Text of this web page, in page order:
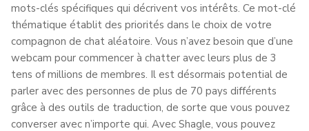
mots-clés spécifiques qui décrivent vos intérêts. Ce mot-clé
thématique établit des priorités dans le choix de votre
compagnon de chat aléatoire. Vous n’avez besoin que d’une
webcam pour commencer à chatter avec leurs plus de 3
tens of millions de membres. Il est désormais potential de
parler avec des personnes de plus de 70 pays différents
grâce à des outils de traduction, de sorte que vous pouvez
converser avec n’importe qui. Avec Shagle, vous pouvez